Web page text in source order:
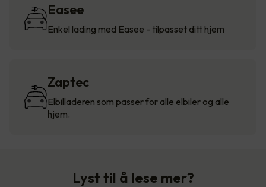
Easee
Enkel lading med Easee - tilpasset ditt hjem
Zaptec
Elbilladeren som passer for alle elbiler og alle
hjem.
Lyst til å lese mer?